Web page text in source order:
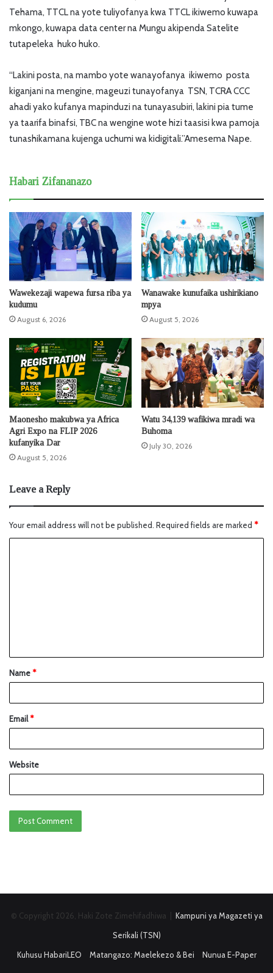
Tehama, TTCL na yote tuliyofanya kwa TTCL ikiwemo kuwapa
mkongo, kuwapa data center na Mungu akipenda Satelite
tutapeleka huko huko.
“Lakini posta, na mambo yote wanayofanya ikiwemo posta
kiganjani na mengine, mageuzi tunayofanya TSN, TCRA CCC
ahadi yako kufanya mapinduzi na tunayasubiri, lakini pia tume
ya taarifa binafsi, TBC na wengine wote hizi taasisi kwa pamoja
tunashikamana kujenga uchumi wa kidigitali.”Amesema Nape.
Habari Zifananazo
Wawekezaji wapewa fursa riba ya
kudumu
August 6, 2026
Wanawake kunufaika ushirikiano
mpya
August 5, 2026
Maonesho makubwa ya Africa
Agri Expo na FLIP 2026
kufanyika Dar
August 5, 2026
Watu 34,139 wafikiwa mradi wa
Buhoma
July 30, 2026
Leave a Reply
Your email address will not be published. Required fields are marked *
Name*
Email*
Website
© Copyright 2026, Haki Zote Zimehifadhiwa | Kampuni ya Magazeti ya
Serikali (TSN)
Kuhusu HabariLEO
Matangazo: Maelekezo & Bei Nunua E-Paper